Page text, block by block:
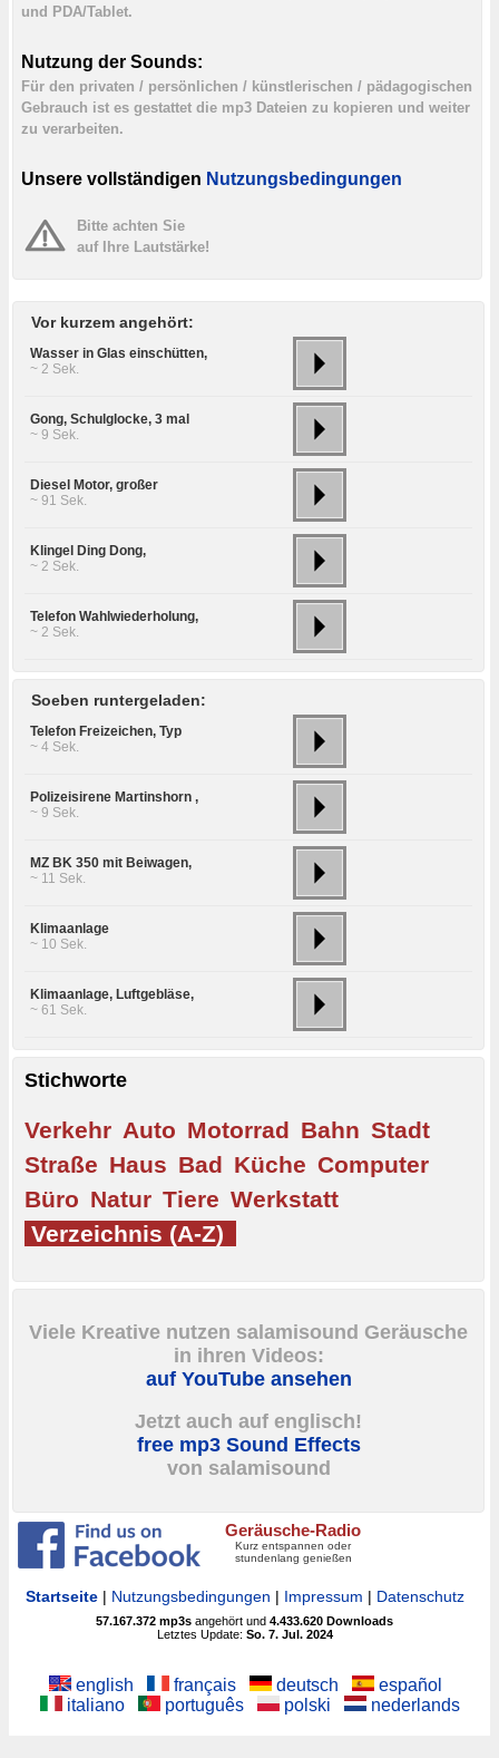
und PDA/Tablet.
Nutzung der Sounds:
Für den privaten / persönlichen / künstlerischen / pädagogischen
Gebrauch ist es gestattet die mp3 Dateien zu kopieren und weiter
zu verarbeiten.
Unsere vollständigen Nutzungsbedingungen
Bitte achten Sie
auf Ihre Lautstärke!
Vor kurzem angehört:
Wasser in Glas einschütten,
~ 2 Sek.
Gong, Schulglocke, 3 mal
~ 9 Sek.
Diesel Motor, großer
~ 91 Sek.
Klingel Ding Dong,
~ 2 Sek.
Telefon Wahlwiederholung,
~ 2 Sek.
Soeben runtergeladen:
Telefon Freizeichen, Typ
~ 4 Sek.
Polizeisirene Martinshorn ,
~ 9 Sek.
MZ BK 350 mit Beiwagen,
~ 11 Sek.
Klimaanlage
~ 10 Sek.
Klimaanlage, Luftgebläse,
~ 61 Sek.
Stichworte
Verkehr Auto Motorrad Bahn Stadt
Straße Haus Bad Küche Computer
Büro Natur Tiere Werkstatt
Verzeichnis (A-Z)
Viele Kreative nutzen salamisound Geräusche
in ihren Videos:
auf YouTube ansehen
Jetzt auch auf englisch!
free mp3 Sound Effects
von salamisound
Geräusche-Radio
Kurz entspannen oder
stundenlang genießen
Startseite| Nutzungsbedingungen | Impressum | Datenschutz
57.167.372 mp3s angehört und4.433.620 Downloads
Letztes Update: So. 7. Jul. 2024
english français deutsch
español
italiano
português polski nederlands